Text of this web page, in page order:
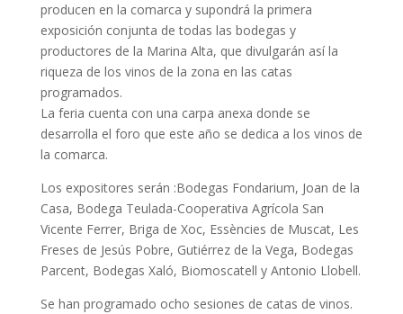
producen en la comarca y supondrá la primera
exposición conjunta de todas las bodegas y
productores de la Marina Alta, que divulgarán así la
riqueza de los vinos de la zona en las catas
programados.
La feria cuenta con una carpa anexa donde se
desarrolla el foro que este año se dedica a los vinos de
la comarca.
Los expositores serán :Bodegas Fondarium, Joan de la
Casa, Bodega Teulada-Cooperativa Agrícola San
Vicente Ferrer, Briga de Xoc, Essències de Muscat, Les
Freses de Jesús Pobre, Gutiérrez de la Vega, Bodegas
Parcent, Bodegas Xaló, Biomoscatell y Antonio Llobell.
Se han programado ocho sesiones de catas de vinos.